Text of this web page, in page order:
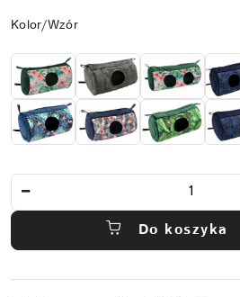
Wariant
Kolor/Wzór
Do koszyka